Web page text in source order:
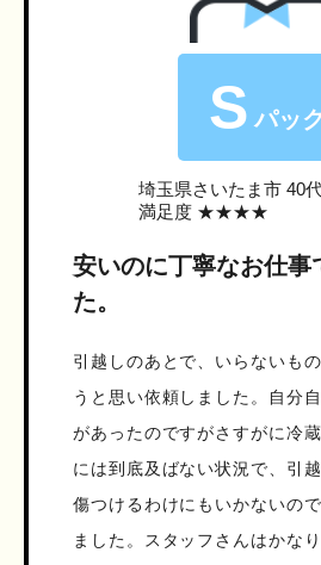
S パック
埼玉県さいたま市40
満足度 ★★★★
安いのに丁寧なお仕事
た。
引越しのあとで、いらないも
うと思い依頼しました。自分
があったのですがさすがに冷
には到底及ばない状況で、引
傷つけるわけにもいかないの
ました。スタッフさんはかな